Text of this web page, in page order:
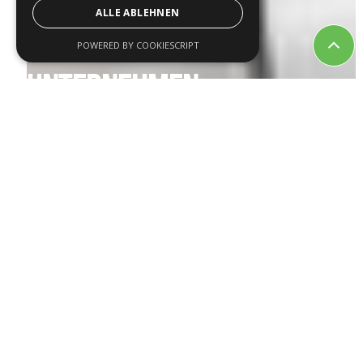
UNTERNEHMEN
ALLE ABLEHNEN
POWERED BY COOKIESCRIPT